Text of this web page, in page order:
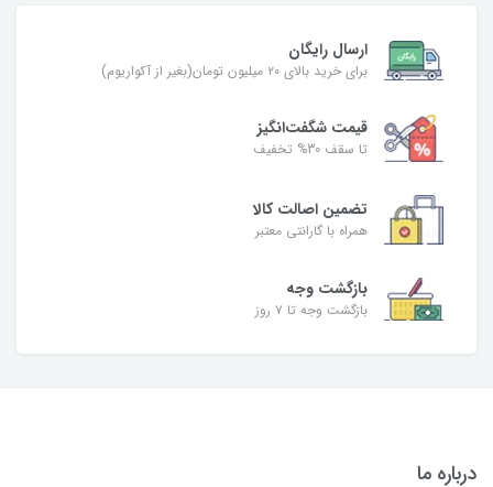
ارسال رایگان
برای خرید بالای ۲۰ میلیون تومان(بغیر از آکواریوم)
قیمت شگفت‌انگیز
تا سقف 30% تخفیف
تضمین اصالت کالا
همراه با گارانتی معتبر
بازگشت وجه
بازگشت وجه تا ۷ روز
درباره ما